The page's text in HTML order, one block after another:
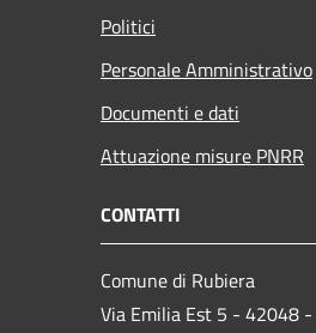
Politici
Personale Amministrativo
Documenti e dati
Attuazione misure PNRR
CONTATTI
Comune di Rubiera
Via Emilia Est 5 - 42048